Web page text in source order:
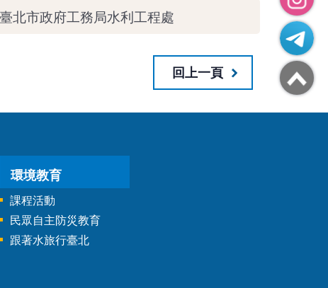
北市政府工務局水利工程處
回上一頁
環境教育
課程活動
民眾自主防災教育
跟著水旅行臺北